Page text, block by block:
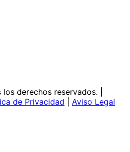
los derechos reservados. |
de Privacidad Aviso Legal